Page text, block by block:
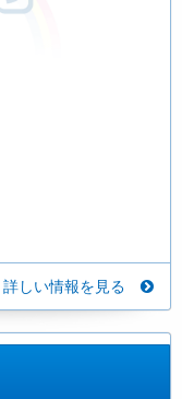
詳しい情報を見る